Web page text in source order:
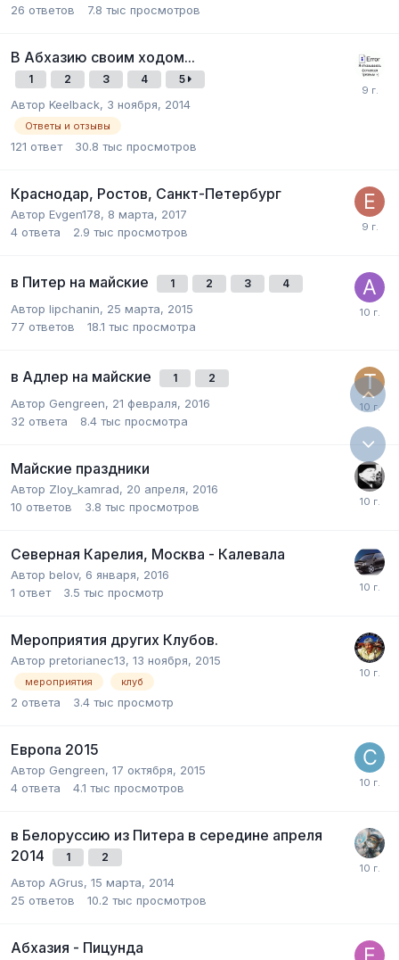
26 ответов 7.8 тыс просмотров
В Абхазию своим ходом...
1 2 3 4 5
Автор Keelback, 3 ноября, 2014
Ответы и отзывы
121 ответ 30.8 тыс просмотров
Краснодар, Ростов, Санкт-Петербург
Автор Evgen178, 8 марта, 2017
4 ответа 2.9 тыс просмотров
в Питер на майские 1 2 3 4
Автор lipchanin, 25 марта, 2015
77 ответов 18.1 тыс просмотра
в Адлер на майские 1 2
Автор Gengreen, 21 февраля, 2016
32 ответа 8.4 тыс просмотра
Майские праздники
Автор Zloy_kamrad, 20 апреля, 2016
10 ответов 3.8 тыс просмотров
Северная Карелия, Москва - Калевала
Автор belov, 6 января, 2016
1 ответ 3.5 тыс просмотр
Мероприятия других Клубов.
Автор pretorianec13, 13 ноября, 2015
мероприятия клуб
2 ответа 3.4 тыс просмотр
Европа 2015
Автор Gengreen, 17 октября, 2015
4 ответа 4.1 тыс просмотров
в Белоруссию из Питера в середине апреля
2014
1 2
Автор AGrus, 15 марта, 2014
25 ответов 10.2 тыс просмотров
Абхазия - Пицунда